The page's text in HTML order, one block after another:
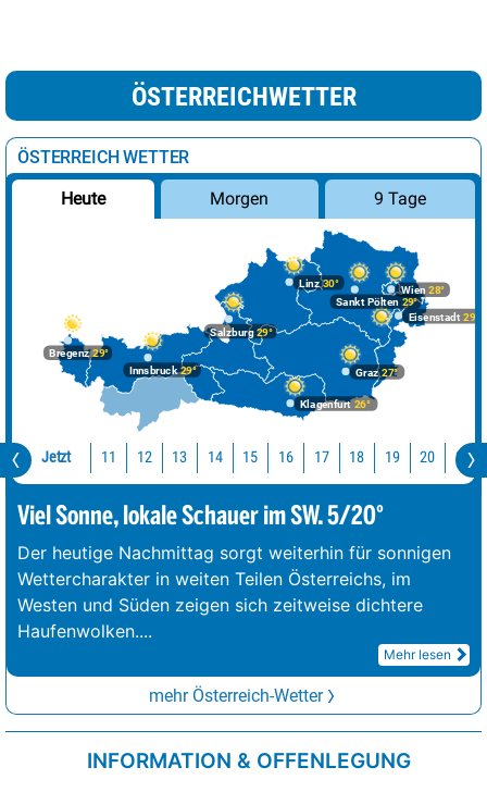
ÖSTERREICHWETTER
ÖSTERREICH WETTER
Heute Morgen 9 Tage
Bregenz29°
Graz27°
Innsbruck29°
Klagenfurt 26°
Linz30°
Salzburg29°
Wien 28°
Eisenstadt 29°
Sankt Pölten 29°
Jetzt 11 12 13 14 15 16 17 18 19 20 21
Viel Sonne, lokale Schauer im SW. 5/20°
Der heutige Nachmittag sorgt weiterhin für sonnigen
Wettercharakter in weiten Teilen Österreichs, im
Westen und Süden zeigen sich zeitweise dichtere
Haufenwolken....
Mehr lesen
mehr Österreich-Wetter
INFORMATION & OFFENLEGUNG